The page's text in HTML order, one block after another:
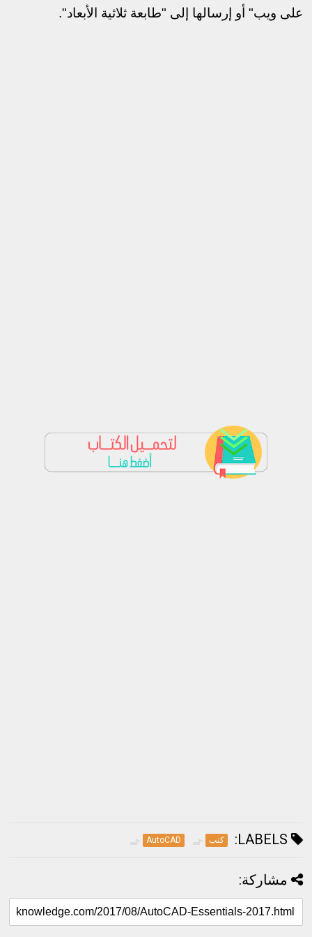
على ويب" أو إرسالها إلى "طابعة ثلاثية اﻷبعاد".
كتب AutoCAD
مشاركة: